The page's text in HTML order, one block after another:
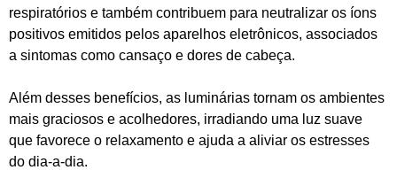
respiratórios e também contribuem para neutralizar os íons
positivos emitidos pelos aparelhos eletrônicos, associados
a sintomas como cansaço e dores de cabeça.
Além desses benefícios, as luminárias tornam os ambientes
mais graciosos e acolhedores, irradiando uma luz suave
que favorece o relaxamento e ajuda a aliviar os estresses
do dia-a-dia.